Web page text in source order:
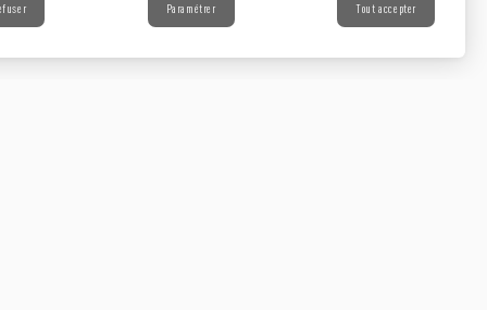
Contact
Paramétrer Tout accepter